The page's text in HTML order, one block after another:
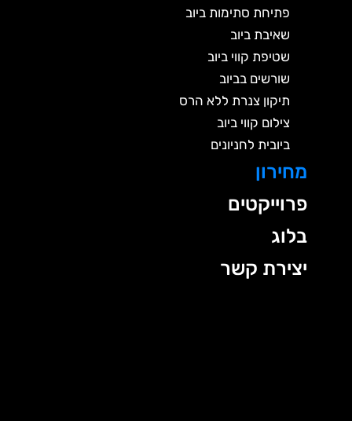
פתיחת סתימות ביוב
שאיבת ביוב
שטיפת קווי ביוב
שורשים בביוב
תיקון צנרת ללא הרס
צילום קווי ביוב
ביובית לחניונים
מחירון
פרוייקטים
בלוג
יצירת קשר